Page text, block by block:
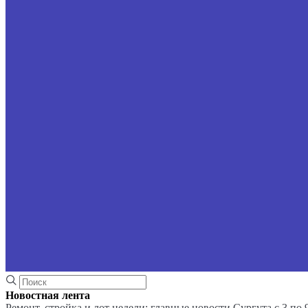
Новостная лента